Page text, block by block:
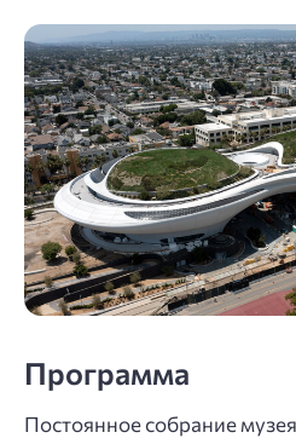
Программа
Постоянное собрание